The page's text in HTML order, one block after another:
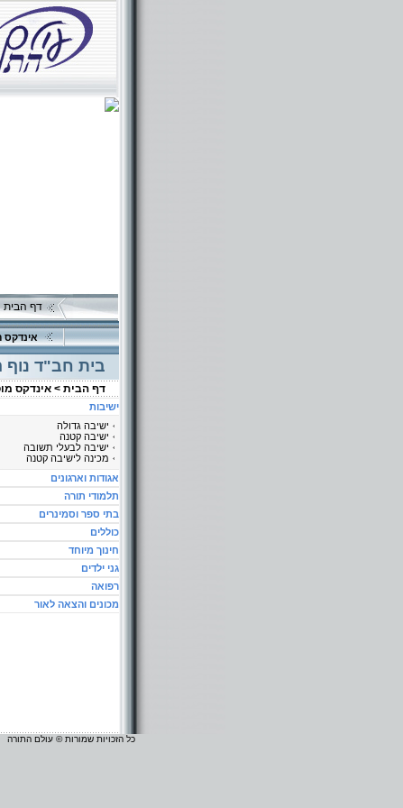
דף הבית
אינדקס
בית חב"ד
דף הבית > אינדקס
ישיבות
ישיבה גדולה
ישיבה קטנה
ישיבה לבעלי תשובה
מכינה לישיבה קטנה
אגודות וארגונים
תלמודי תורה
בתי ספר וסמינרים
כוללים
חינוך מיוחד
גני ילדים
רפואה
מכונים והצאה לאור
כל הזכויות שמורות © עולם התורה